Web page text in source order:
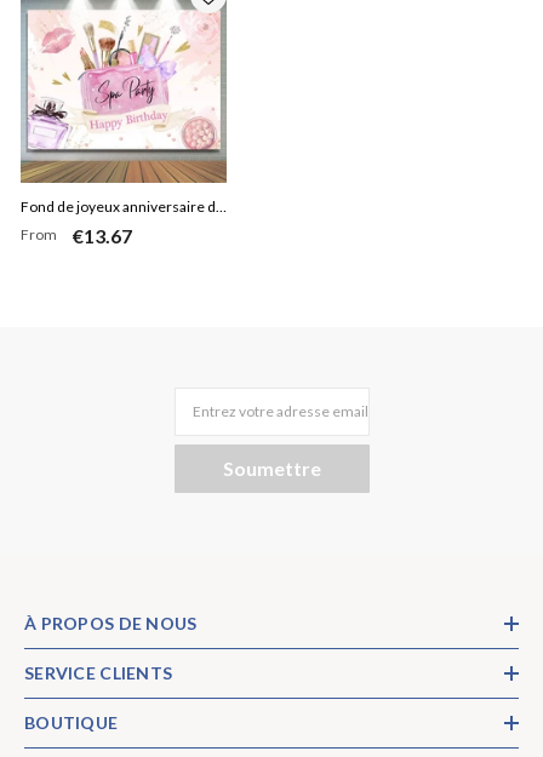
Fond de joyeux anniversaire de
fête de spa de paillettes d'or
From €13.67
Entrez votre adresse email
Soumettre
À PROPOS DE NOUS
SERVICE CLIENTS
BOUTIQUE